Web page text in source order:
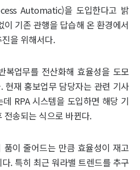
Automatic)을 도입한다고 밝
이 기존 관행을 답습해 온 환경에서
을 위해서다.
복업무를 전산화해 효율성을 도모
현재 홍보업무 담당자는 관련 기사
RPA 시스템을 도입하면 해당 기
전송되는 식으로 바뀐다.
품이 줄어드는 만큼 효율성이 재고
. 특히 최근 워라밸 트렌드를 추구